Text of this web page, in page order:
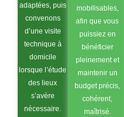
adaptées, puis
convenons
d’une visite
technique à
domicile
lorsque l’étude
des lieux
s’avère
nécessaire.
mobilisables,
afin que vous
puissiez en
bénéficier
pleinement et
maintenir un
budget précis,
cohérent,
maîtrisé.